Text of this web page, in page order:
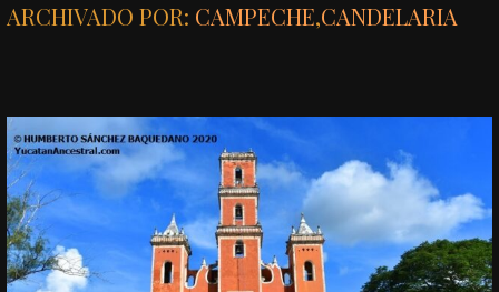
ARCHIVADO POR: CAMPECHE,CANDELARIA